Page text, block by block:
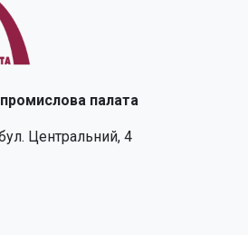
палата
Центральний, 4